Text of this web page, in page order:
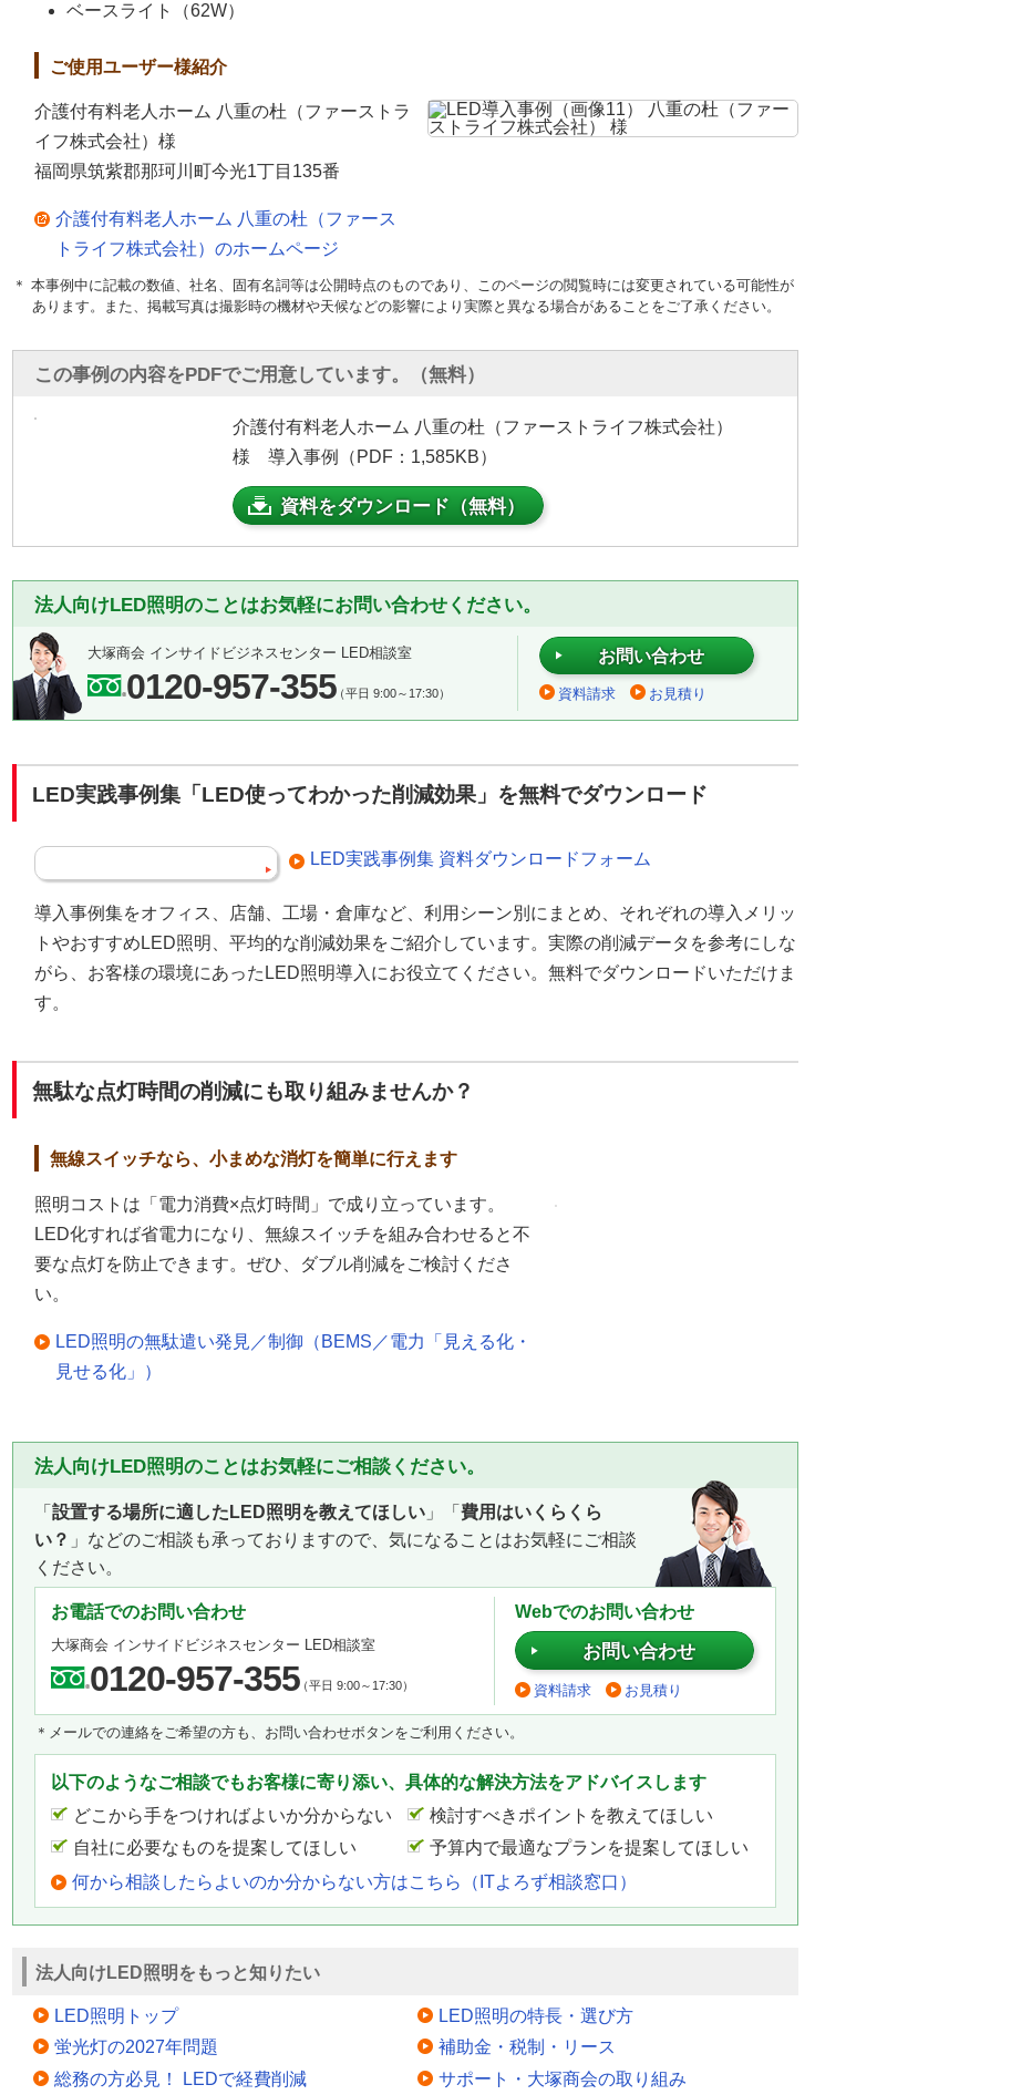
ベースライト（62W）
ご使用ユーザー様紹介
介護付有料老人ホーム 八重の杜（ファーストラ
イフ株式会社）様
福岡県筑紫郡那珂川町今光1丁目135番
介護付有料老人ホーム 八重の杜（ファース
トライフ株式会社）のホームページ
＊ 本事例中に記載の数値、社名、固有名詞等は公開時点のものであり、このページの閲覧時には変更されている可能性が
あります。また、掲載写真は撮影時の機材や天候などの影響により実際と異なる場合があることをご了承ください。
この事例の内容をPDFでご用意しています。（無料）
介護付有料老人ホーム 八重の杜（ファーストライフ株式会社）
様 導入事例（PDF：1,585KB）
資料をダウンロード（無料）
法人向けLED照明のことはお気軽にお問い合わせください。
大塚商会 インサイドビジネスセンター LED相談室
0120-957-355（平日 9:00～17:30）
お問い合わせ
資料請求 お見積り
LED実践事例集「LED使ってわかった削減効果」を無料でダウンロード
LED実践事例集 資料ダウンロードフォーム
導入事例集をオフィス、店舗、工場・倉庫など、利用シーン別にまとめ、それぞれの導入メリッ
トやおすすめLED照明、平均的な削減効果をご紹介しています。実際の削減データを参考にしな
がら、お客様の環境にあったLED照明導入にお役立てください。無料でダウンロードいただけま
す。
無駄な点灯時間の削減にも取り組みませんか？
無線スイッチなら、小まめな消灯を簡単に行えます
照明コストは「電力消費×点灯時間」で成り立っています。
LED化すれば省電力になり、無線スイッチを組み合わせると不
要な点灯を防止できます。ぜひ、ダブル削減をご検討くださ
い。
LED照明の無駄遣い発見／制御（BEMS／電力「見える化・
見せる化」）
法人向けLED照明のことはお気軽にご相談ください。
「 設置する場所に適したLED照明を教えてほしい 」「 費用はいくらくら
い？ 」などのご相談も承っておりますので、気になることはお気軽にご相談
ください。
お電話でのお問い合わせ
大塚商会 インサイドビジネスセンター LED相談室
0120-957-355（平日 9:00～17:30）
Webでのお問い合わせ
お問い合わせ
資料請求 お見積り
＊メールでの連絡をご希望の方も、お問い合わせボタンをご利用ください。
以下のようなご相談でもお客様に寄り添い、具体的な解決方法をアドバイスします
どこから手をつければよいか分からない
検討すべきポイントを教えてほしい
自社に必要なものを提案してほしい
予算内で最適なプランを提案してほしい
何から相談したらよいのか分からない方はこちら（ITよろず相談窓口）
法人向けLED照明をもっと知りたい
LED照明トップ
蛍光灯の2027年問題
総務の方必見！ LEDで経費削減
LED照明の特長・選び方
補助金・税制・リース
サポート・大塚商会の取り組み